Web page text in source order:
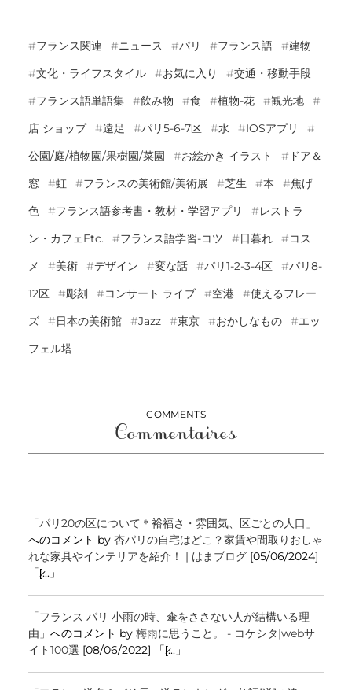
フランス関連 ニュース パリ フランス語
建物
文化・ライフスタイル
お気に入り
交通・移動手段
フランス語単語集
飲み物 食 植物-花
観光地
店 ショップ
遠足 パリ5-6-7区 水
IOSアプリ
公園/庭/植物園/果樹園/菜園
お絵かき イラスト
ドア＆
窓
虹 フランスの美術館/美術展 芝生 本
焦げ
色
フランス語参考書・教材・学習アプリ
レストラ
ン・カフェetc.
フランス語学習-コツ 日暮れ
コス
メ
美術 デザイン 変な話 パリ1-2-3-4区
パリ8-
12区
彫刻 コンサート ライブ 空港
使えるフレー
ズ
日本の美術館 Jazz 東京 おかしなもの
エッ
フェル塔
COMMENTS
Commentaires
「パリ20の区について＊裕福さ・雰囲気、区ごとの人口」
へのコメント by 杏パリの自宅はどこ？家賃や間取りおしゃ
れな家具やインテリアを紹介！ | はまブログ[05/06/2024]
「[̷...」
「フランス パリ 小雨の時、傘をささない人が結構いる理
由」 へのコメント by 梅雨に思うこと。 - コケシタ|webサ
イト100選 [08/06/2022] 「[̷...」